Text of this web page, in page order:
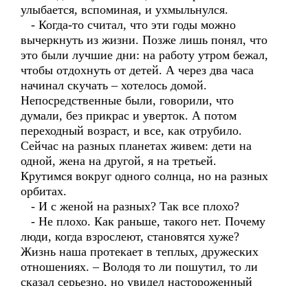
улыбается, вспоминая, и ухмыльнулся.
- Когда-то считал, что эти годы можно
вычеркнуть из жизни. Позже лишь понял, что
это были лучшие дни: на работу утром бежал,
чтобы отдохнуть от детей. А через два часа
начинал скучать – хотелось домой.
Непосредственные были, говорили, что
думали, без прикрас и уверток. А потом
переходный возраст, и все, как отрубило.
Сейчас на разных планетах живем: дети на
одной, жена на другой, я на третьей.
Крутимся вокруг одного солнца, но на разных
орбитах.
- И с женой на разных? Так все плохо?
- Не плохо. Как раньше, такого нет. Почему
люди, когда взрослеют, становятся хуже?
Жизнь наша протекает в теплых, дружеских
отношениях. – Володя то ли пошутил, то ли
сказал серьезно, но увидел настороженный